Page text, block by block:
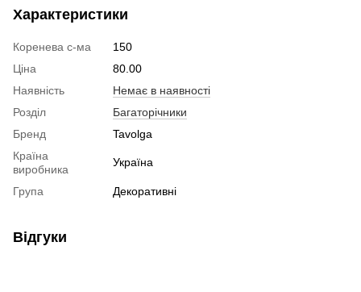
Характеристики
Коренева с-ма
150
Ціна
80.00
Наявність
Немає в наявності
Розділ
Багаторічники
Бренд
Tavolga
Країна
виробника
Україна
Група Декоративні
Відгуки